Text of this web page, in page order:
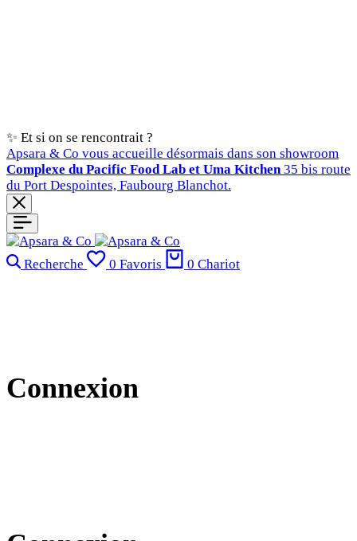
✨ Et si on se rencontrait ?
Apsara & Co vous accueille désormais dans son showroom
Complexe du Pacific Food Lab et Uma Kitchen35 bis route
du Port Despointes, Faubourg Blanchot.
Recherche 0 Favoris 0 Chariot
Connexion